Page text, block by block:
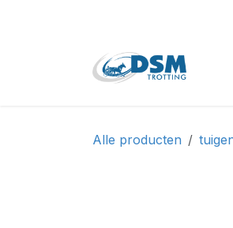
Alle producten